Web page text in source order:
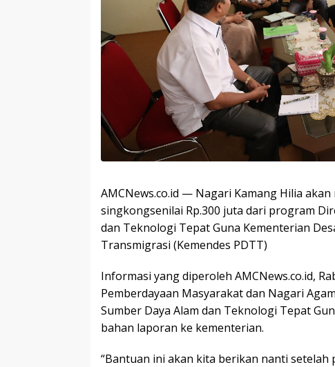
AMCNews.co.id — Nagari Kamang Hilia
singkongsenilai Rp.300 juta dari program
dan Teknologi Tepat Guna Kementerian
Transmigrasi (Kemendes PDTT)
Informasi yang diperoleh AMCNews.co.id,
Pemberdayaan Masyarakat dan Nagari
Sumber Daya Alam dan Teknologi Tepat
bahan laporan ke kementerian.
“Bantuan ini akan kita berikan nanti